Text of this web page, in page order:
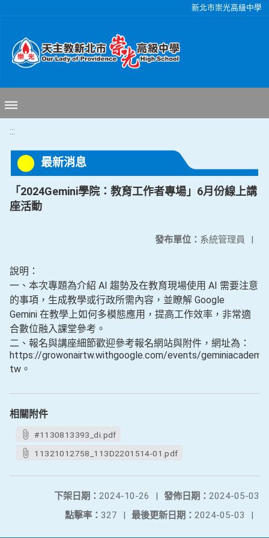
新北市崇光高級中學
:::
最新消息
「2024Gemini學院：教育工作者專場」6月份線上講
座活動
發布單位： 系統管理員 |
說明：
一、本次專題為介紹 AI 趨勢及在教育現場使用 AI 需要注意
的事項，生成教學或行政所需內容，並瞭解 Google
Gemini 在教學上如何多模態應用，提高工作效率，非常適
合數位融入課堂參考。
二、報名與講座細節歡迎參考報名網站與附件，網址為：
https://growonairtw.withgoogle.com/events/
tw。
相關附件
#1130813393_di.pdf
11321012758_113D2201514-01.pdf
發佈日期： 2024-05-03
下架日期： 2024-10-26
|
最後更新日期： 2024-05-03 |
點擊率： 327 |